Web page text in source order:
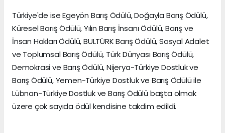
Türkiye'de ise Egeyön Barış Ödülü, Doğayla Barış Ödülü,
Küresel Barış Ödülü, Yılın Barış İnsanı Ödülü, Barış ve
İnsan Hakları Ödülü, BULTÜRK Barış Ödülü, Sosyal Adalet
ve Toplumsal Barış Ödülü, Türk Dünyası Barış Ödülü,
Demokrasi ve Barış Ödülü, Nijerya-Türkiye Dostluk ve
Barış Ödülü, Yemen-Türkiye Dostluk ve Barış Ödülü ile
Lübnan-Türkiye Dostluk ve Barış Ödülü başta olmak
üzere çok sayıda ödül kendisine takdim edildi.